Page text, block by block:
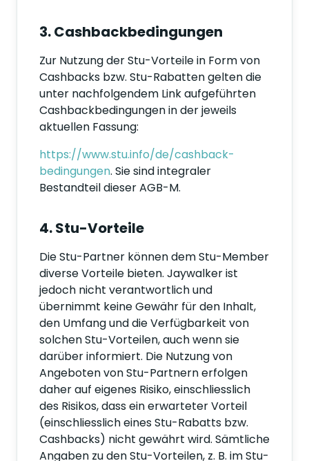
3. Cashbackbedingungen
Zur Nutzung der Stu-Vorteile in Form von
Cashbacks bzw. Stu-Rabatten gelten die
unter nachfolgendem Link aufgeführten
Cashbackbedingungen in der jeweils
aktuellen Fassung:
https://www.stu.info/de/cashback-
bedingungen. Sie sind integraler
Bestandteil dieser AGB-M.
4. Stu-Vorteile
Die Stu-Partner können dem Stu-Member
diverse Vorteile bieten. Jaywalker ist
jedoch nicht verantwortlich und
übernimmt keine Gewähr für den Inhalt,
den Umfang und die Verfügbarkeit von
solchen Stu-Vorteilen, auch wenn sie
darüber informiert. Die Nutzung von
Angeboten von Stu-Partnern erfolgen
daher auf eigenes Risiko, einschliesslich
des Risikos, dass ein erwarteter Vorteil
(einschliesslich eines Stu-Rabatts bzw.
Cashbacks) nicht gewährt wird. Sämtliche
Angaben zu den Stu-Vorteilen, z. B. im Stu-